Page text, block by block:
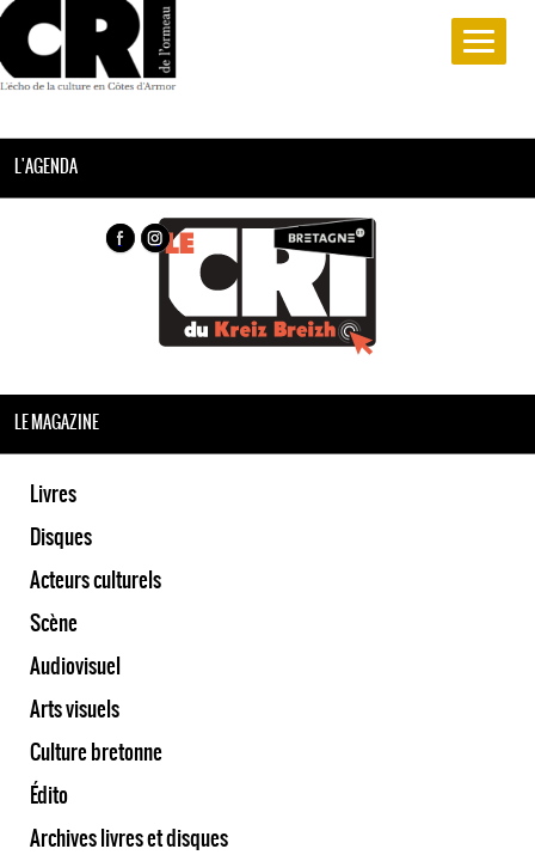
L'AGENDA
LE MAGAZINE
Livres
Disques
Acteurs culturels
Scène
Audiovisuel
Arts visuels
Culture bretonne
Édito
Archives livres et disques